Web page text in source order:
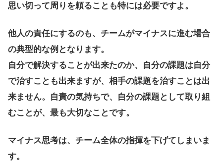
思い切って周りを頼ることも特には必要ですよ。
他人の責任にするのも、チームがマイナスに進む場合
の典型的な例となります。
自分で解決することが出来たのか、自分の課題は自分
で治すことも出来ますが、相手の課題を治すことは出
来ません。自責の気持ちで、自分の課題として取り組
むことが、最も大切なことです。
マイナス思考は、チーム全体の指揮を下げてしまいま
す。